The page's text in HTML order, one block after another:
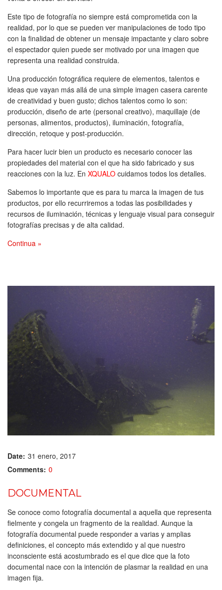
Este tipo de fotografía no siempre está comprometida con la
realidad, por lo que se pueden ver manipulaciones de todo tipo
con la finalidad de obtener un mensaje impactante y claro sobre
el espectador quien puede ser motivado por una imagen que
representa una realidad construida.
Una producción fotográfica requiere de elementos, talentos e
ideas que vayan más allá de una simple imagen casera carente
de creatividad y buen gusto; dichos talentos como lo son:
producción, diseño de arte (personal creativo), maquillaje (de
personas, alimentos, productos), iluminación, fotografía,
dirección, retoque y post-producción.
Para hacer lucir bien un producto es necesario conocer las
propiedades del material con el que ha sido fabricado y sus
reacciones con la luz. En XQUALO cuidamos todos los detalles.
Sabemos lo importante que es para tu marca la imagen de tus
productos, por ello recurriremos a todas las posibilidades y
recursos de iluminación, técnicas y lenguaje visual para conseguir
fotografías precisas y de alta calidad.
Continua »
Date: 31 enero, 2017
Comments: 0
DOCUMENTAL
Se conoce como fotografía documental a aquella que representa
fielmente y congela un fragmento de la realidad. Aunque la
fotografía documental puede responder a varias y amplias
definiciones, el concepto más extendido y al que nuestro
inconsciente está acostumbrado es el que dice que la foto
documental nace con la intención de plasmar la realidad en una
imagen fija.